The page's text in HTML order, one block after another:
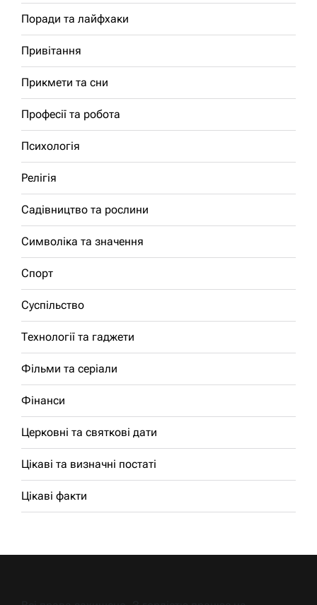
Поради та лайфхаки
Привітання
Прикмети та сни
Професії та робота
Психологія
Релігія
Садівництво та рослини
Символіка та значення
Спорт
Суспільство
Технології та гаджети
Фільми та серіали
Фінанси
Церковні та святкові дати
Цікаві та визначні постаті
Цікаві факти